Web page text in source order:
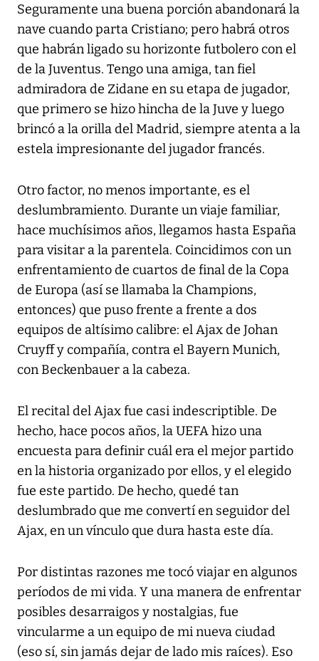
Seguramente una buena porción abandonará la
nave cuando parta Cristiano; pero habrá otros
que habrán ligado su horizonte futbolero con el
de la Juventus. Tengo una amiga, tan fiel
admiradora de Zidane en su etapa de jugador,
que primero se hizo hincha de la Juve y luego
brincó a la orilla del Madrid, siempre atenta a la
estela impresionante del jugador francés.
Otro factor, no menos importante, es el
deslumbramiento. Durante un viaje familiar,
hace muchísimos años, llegamos hasta España
para visitar a la parentela. Coincidimos con un
enfrentamiento de cuartos de final de la Copa
de Europa (así se llamaba la Champions,
entonces) que puso frente a frente a dos
equipos de altísimo calibre: el Ajax de Johan
Cruyff y compañía, contra el Bayern Munich,
con Beckenbauer a la cabeza.
El recital del Ajax fue casi indescriptible. De
hecho, hace pocos años, la UEFA hizo una
encuesta para definir cuál era el mejor partido
en la historia organizado por ellos, y el elegido
fue este partido. De hecho, quedé tan
deslumbrado que me convertí en seguidor del
Ajax, en un vínculo que dura hasta este día.
Por distintas razones me tocó viajar en algunos
períodos de mi vida. Y una manera de enfrentar
posibles desarraigos y nostalgias, fue
vincularme a un equipo de mi nueva ciudad
(eso sí, sin jamás dejar de lado mis raíces). Eso